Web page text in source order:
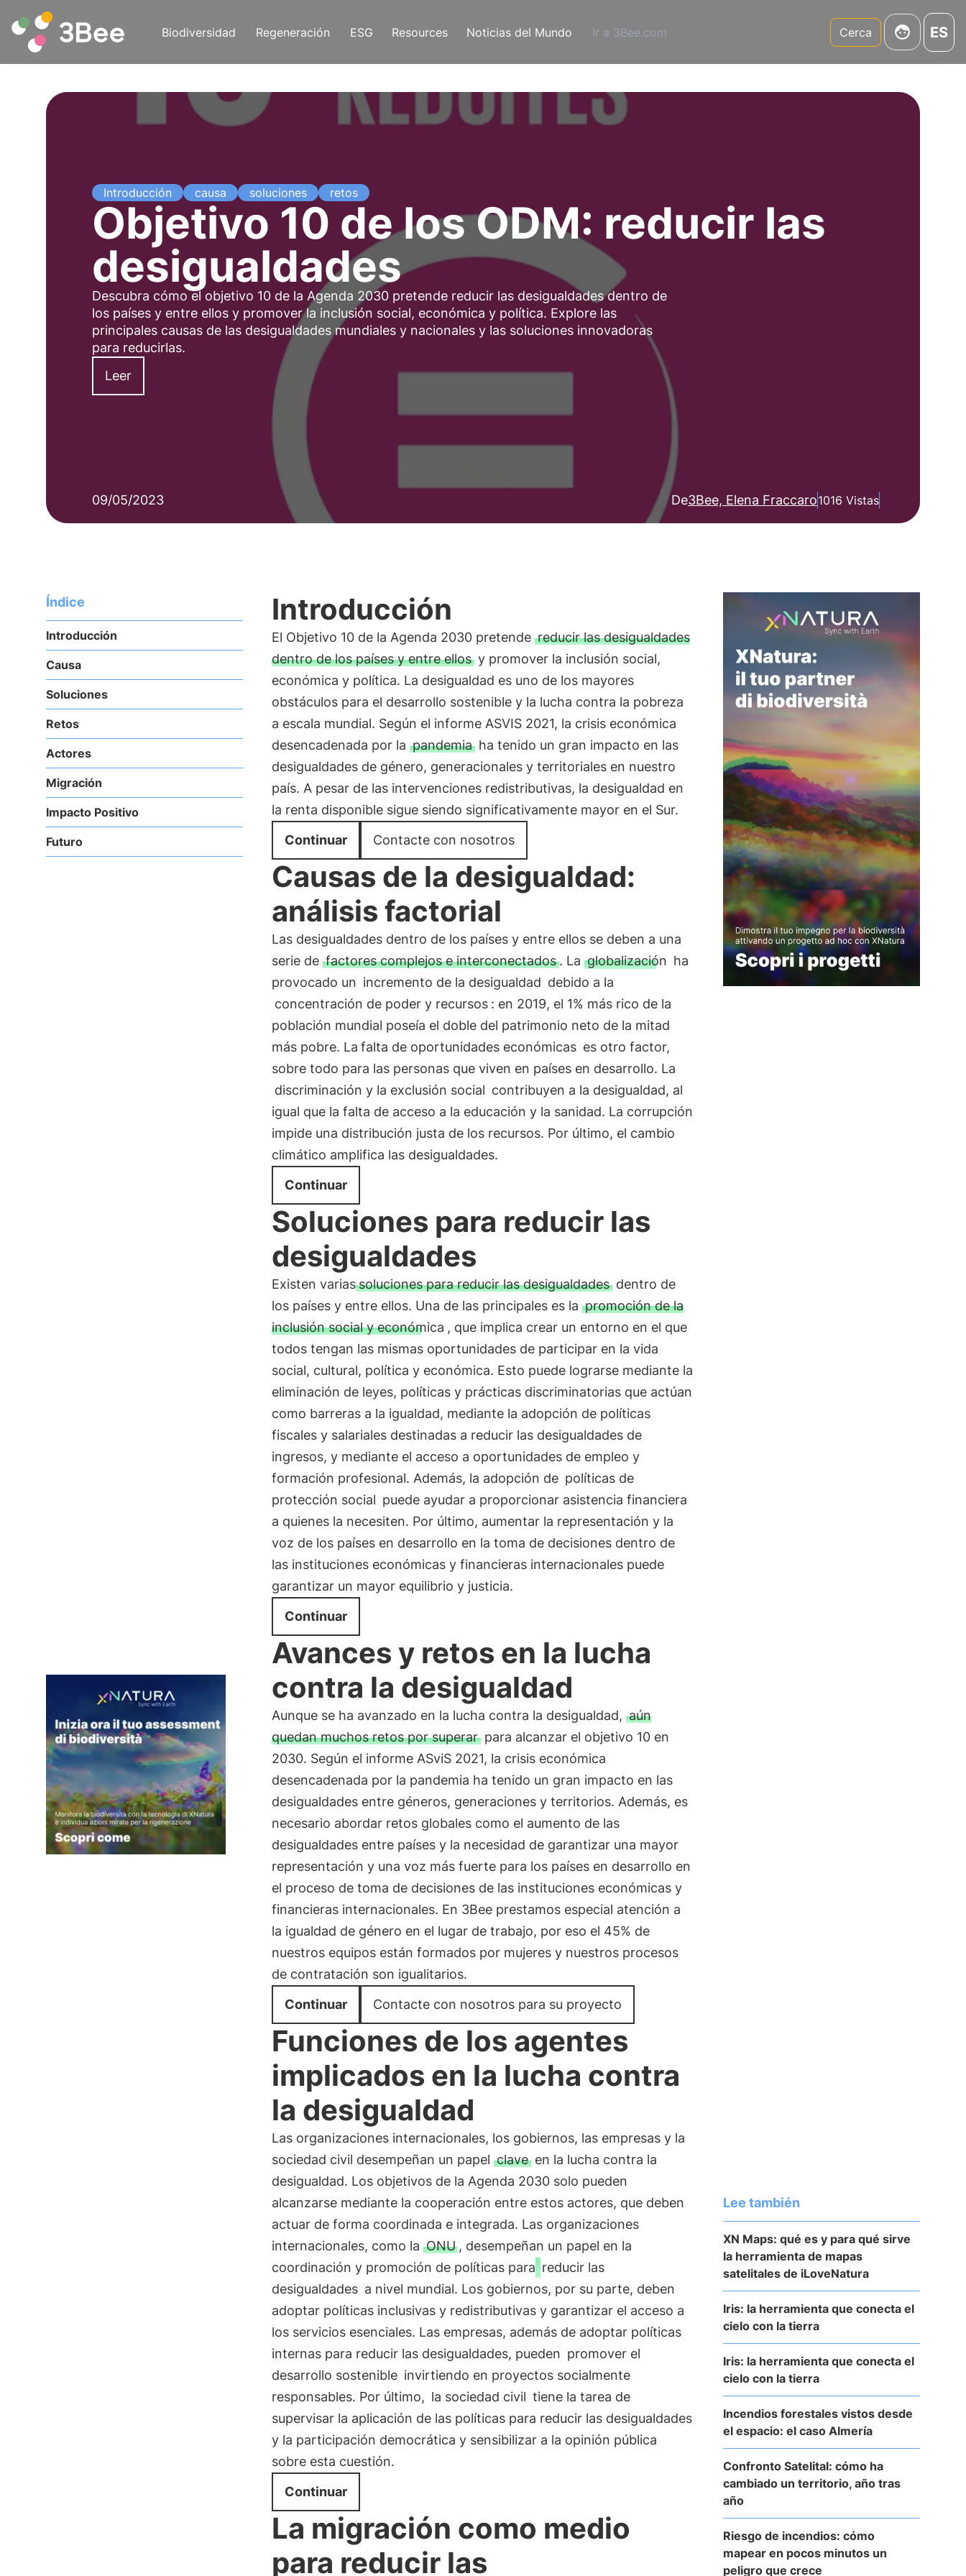
Biodiversidad Regeneración ESG Resources Noticias del Mundo Ir a 3Bee.com Cerca ES
Introducción causa soluciones retos
Objetivo 10 de los ODM: reducir las
desigualdades
Descubra cómo el objetivo 10 de la Agenda 2030 pretende reducir las desigualdades dentro de
los países y entre ellos y promover la inclusión social, económica y política. Explore las
principales causas de las desigualdades mundiales y nacionales y las soluciones innovadoras
para reducirlas.
Leer
09/05/2023 De3Bee, Elena Fraccaro1016 Vistas
Índice
Introducción
Causa
Soluciones
Retos
Actores
Migración
Impacto Positivo
Futuro
Introducción
El Objetivo 10 de la Agenda 2030 pretende reducir las desigualdades
dentro de los países y entre ellosy promover la inclusión social,
económica y política. La desigualdad es uno de los mayores
obstáculos para el desarrollo sostenible y la lucha contra la pobreza
a escala mundial. Según el informe ASVIS 2021, la crisis económica
desencadenada por la pandemiaha tenido un gran impacto en las
desigualdades de género, generacionales y territoriales en nuestro
país. A pesar de las intervenciones redistributivas, la desigualdad en
la renta disponible sigue siendo significativamente mayor en el Sur.
Continuar
Contacte con nosotros
Causas de la desigualdad:
análisis factorial
Las desigualdades dentro de los países y entre ellos se deben a una
serie de factores complejos e interconectados. La globalización ha
provocado un incremento de la desigualdad debido a la
concentración de poder y recursos : en 2019, el 1% más rico de la
población mundial poseía el doble del patrimonio neto de la mitad
más pobre. La falta de oportunidades económicas es otro factor,
sobre todo para las personas que viven en países en desarrollo. La
discriminación y la exclusión social contribuyen a la desigualdad, al
igual que la falta de acceso a la educación y la sanidad. La corrupción
impide una distribución justa de los recursos. Por último, el cambio
climático amplifica las desigualdades.
Continuar
Soluciones para reducir las
desigualdades
Existen variassoluciones para reducir las desigualdadesdentro de
los países y entre ellos. Una de las principales es la promoción de la
inclusión social y económica , que implica crear un entorno en el que
todos tengan las mismas oportunidades de participar en la vida
social, cultural, política y económica. Esto puede lograrse mediante la
eliminación de leyes, políticas y prácticas discriminatorias que actúan
como barreras a la igualdad, mediante la adopción de políticas
fiscales y salariales destinadas a reducir las desigualdades de
ingresos, y mediante el acceso a oportunidades de empleo y
formación profesional. Además, la adopción de políticas de
protección social puede ayudar a proporcionar asistencia financiera
a quienes la necesiten. Por último, aumentar la representación y la
voz de los países en desarrollo en la toma de decisiones dentro de
las instituciones económicas y financieras internacionales puede
garantizar un mayor equilibrio y justicia.
Continuar
Avances y retos en la lucha
contra la desigualdad
Aunque se ha avanzado en la lucha contra la desigualdad, aún
quedan muchos retos por superarpara alcanzar el objetivo 10 en
2030. Según el informe ASviS 2021, la crisis económica
desencadenada por la pandemia ha tenido un gran impacto en las
desigualdades entre géneros, generaciones y territorios. Además, es
necesario abordar retos globales como el aumento de las
desigualdades entre países y la necesidad de garantizar una mayor
representación y una voz más fuerte para los países en desarrollo en
el proceso de toma de decisiones de las instituciones económicas y
financieras internacionales. En 3Bee prestamos especial atención a
la igualdad de género en el lugar de trabajo, por eso el 45% de
nuestros equipos están formados por mujeres y nuestros procesos
de contratación son igualitarios.
Continuar
Contacte con nosotros para su proyecto
Funciones de los agentes
implicados en la lucha contra
la desigualdad
Las organizaciones internacionales, los gobiernos, las empresas y la
sociedad civil desempeñan un papel claveen la lucha contra la
desigualdad. Los objetivos de la Agenda 2030 solo pueden
alcanzarse mediante la cooperación entre estos actores, que deben
actuar de forma coordinada e integrada. Las organizaciones
internacionales, como la ONU , desempeñan un papel en la
coordinación y promoción de políticas para reducir las
desigualdades a nivel mundial. Los gobiernos, por su parte, deben
adoptar políticas inclusivas y redistributivas y garantizar el acceso a
los servicios esenciales. Las empresas, además de adoptar políticas
internas para reducir las desigualdades, pueden promover el
desarrollo sostenible invirtiendo en proyectos socialmente
responsables. Por último, la sociedad civil tiene la tarea de
supervisar la aplicación de las políticas para reducir las desigualdades
y la participación democrática y sensibilizar a la opinión pública
sobre esta cuestión.
Continuar
La migración como medio
para reducir las
Lee también
XN Maps: qué es y para qué sirve
la herramienta de mapas
satelitales de iLoveNatura
Iris: la herramienta que conecta el
cielo con la tierra
Iris: la herramienta que conecta el
cielo con la tierra
Incendios forestales vistos desde
el espacio: el caso Almería
Confronto Satelital: cómo ha
cambiado un territorio, año tras
año
Riesgo de incendios: cómo
mapear en pocos minutos un
peligro que crece